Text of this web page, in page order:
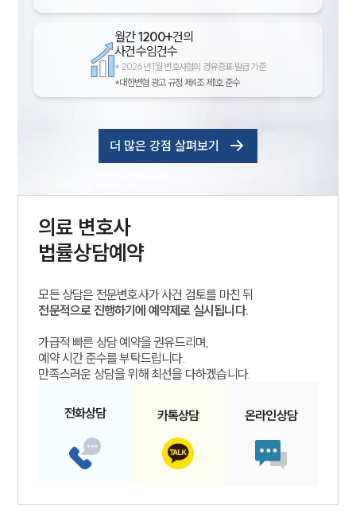
월간1200+건의
사건수임건수
* 2026년 1월 변호사협회 경유증표 발급 기준
*대한변협 광고 규정 제4조 제1호 준수
더 많은 강점 살펴보기
의료 변호사
법률상담예약
모든 상담은 전문변호사가 사건 검토를 마친 뒤
전문적으로 진행하기에 예약제로 실시됩니다.
가급적 빠른 상담 예약을 권유드리며,
예약 시간 준수를 부탁드립니다.
만족스러운 상담을 위해 최선을 다하겠습니다.
전화상담 카톡상담 온라인상담